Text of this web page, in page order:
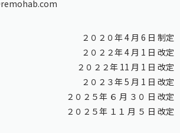
２０２０年 4 ⽉ 6 ⽇ 制定
２０２２年 4 ⽉ 1 ⽇ 改定
２０２２年 11 ⽉ 1 ⽇ 改定
２０２３年 5 月 1 日 改定
２０２５年 ６ 月 ３０ 日 改定
２０２５年 １１ 月 ５ 日 改定